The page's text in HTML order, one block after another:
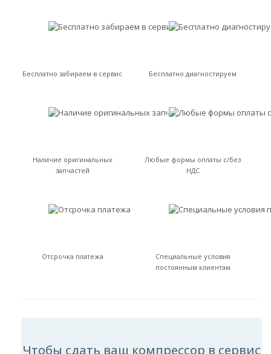
Бесплатно забираем в сервис Бесплатно диагностируем
Наличие оригинальных
запчастей
Любые формы оплаты с/без
НДС
Отсрочка платежа
Специальные условия
постоянным клиентам
Чтобы сдать ваш компрессор в сервис